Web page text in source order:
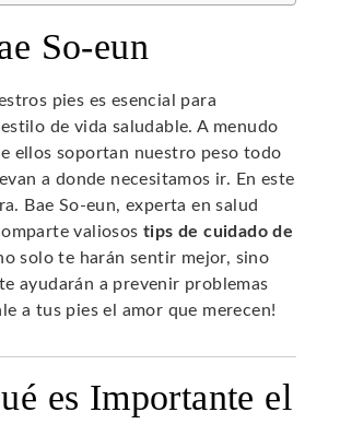
So-eun
pies es esencial para
de vida saludable. A menudo
ellos soportan nuestro peso todo
a donde necesitamos ir. En este
Bae So-eun, experta en salud
valiosos tips de cuidado de
solo te harán sentir mejor, sino
ayudarán a prevenir problemas
a tus pies el amor que merecen!
es Importante el